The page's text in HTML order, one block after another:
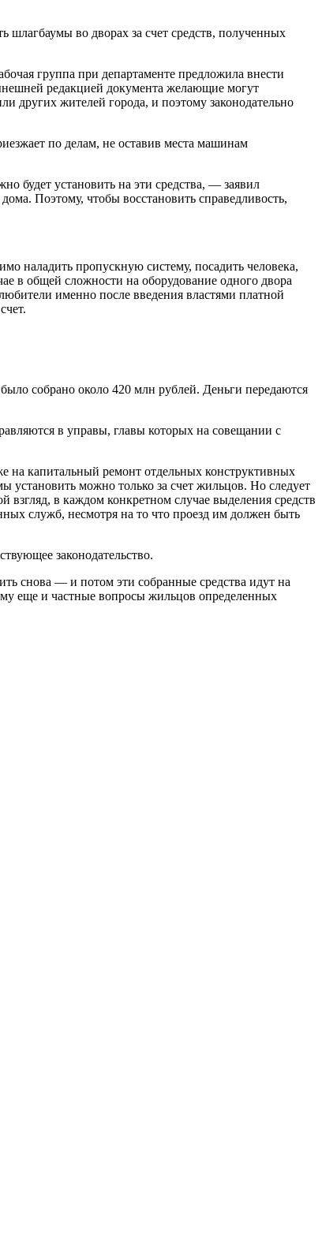
шлагбаумы во дворах за счет средств, полученных
группа при департаменте предложила внести
редакцией документа желающие могут
других жителей города, и поэтому законодательно
по делам, не оставив места машинам
будет установить на эти средства, — заявил
Поэтому, чтобы восстановить справедливость,
наладить пропускную систему, посадить человека,
в общей сложности на оборудование одного двора
именно после введения властями платной
собрано около 420 млн рублей. Деньги передаются
в управы, главы которых на совещании с
на капитальный ремонт отдельных конструктивных
установить можно только за счет жильцов. Но следует
взгляд, в каждом конкретном случае выделения средств
служб, несмотря на то что проезд им должен быть
законодательство.
снова — и потом эти собранные средства идут на
еще и частные вопросы жильцов определенных